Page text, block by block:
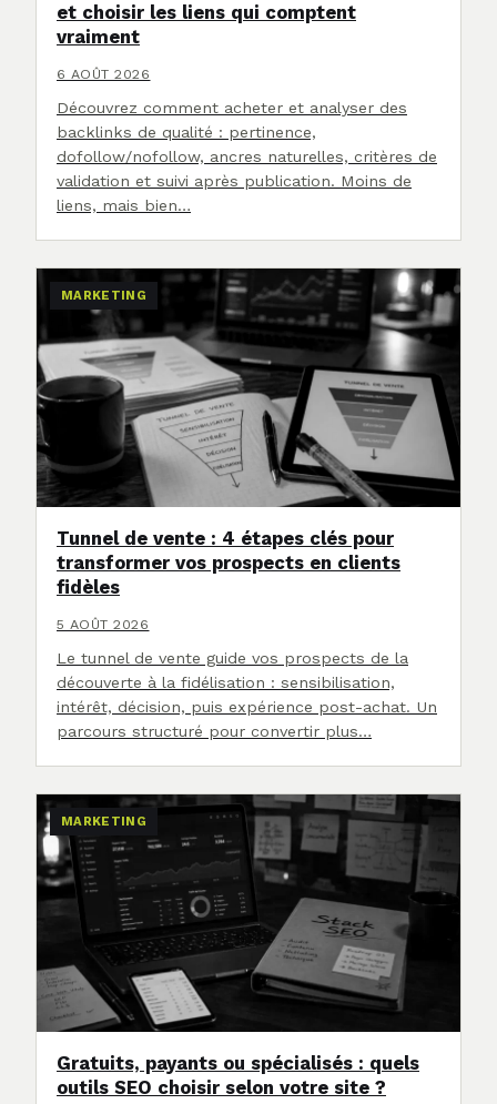
et choisir les liens qui comptent
vraiment
6 AOÛT 2026
Découvrez comment acheter et analyser des
backlinks de qualité : pertinence,
dofollow/nofollow, ancres naturelles, critères de
validation et suivi après publication. Moins de
liens, mais bien…
MARKETING
Tunnel de vente : 4 étapes clés pour
transformer vos prospects en clients
fidèles
5 AOÛT 2026
Le tunnel de vente guide vos prospects de la
découverte à la fidélisation : sensibilisation,
intérêt, décision, puis expérience post-achat. Un
parcours structuré pour convertir plus…
MARKETING
Gratuits, payants ou spécialisés : quels
outils SEO choisir selon votre site ?